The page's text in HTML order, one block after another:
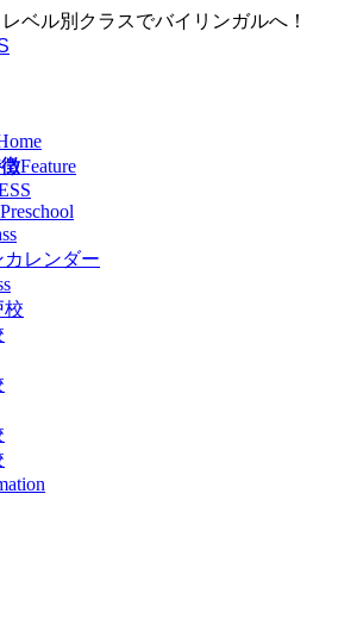
ベル別クラスでバイリンガルへ！
Feature
カレンダー
校